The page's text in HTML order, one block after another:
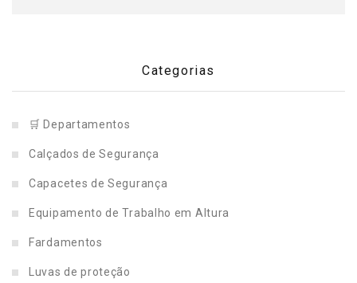
Categorias
🛒 Departamentos
Calçados de Segurança
Capacetes de Segurança
Equipamento de Trabalho em Altura
Fardamentos
Luvas de proteção